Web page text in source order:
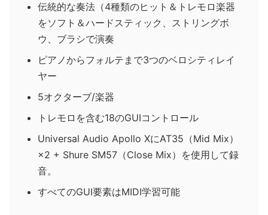
伝統的な奏法（4種類のヒット＆トレモロ楽器
をソフト＆ハードスティック、ストリングボ
ウ、ブラシで演奏
ピアノからフォルテまで3つのベロシティレイ
ヤー
5オクターブ/楽器
トレモロを含む18のGUIコントロール
Universal Audio Apollo XにAT35（Mid Mix）
×2 + Shure SM57（Close Mix）を使用して録
音。
すべてのGUI要素はMIDI学習可能